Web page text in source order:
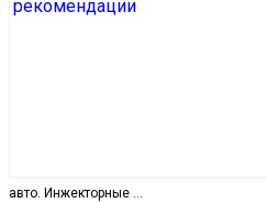
авто. Инжекторные …